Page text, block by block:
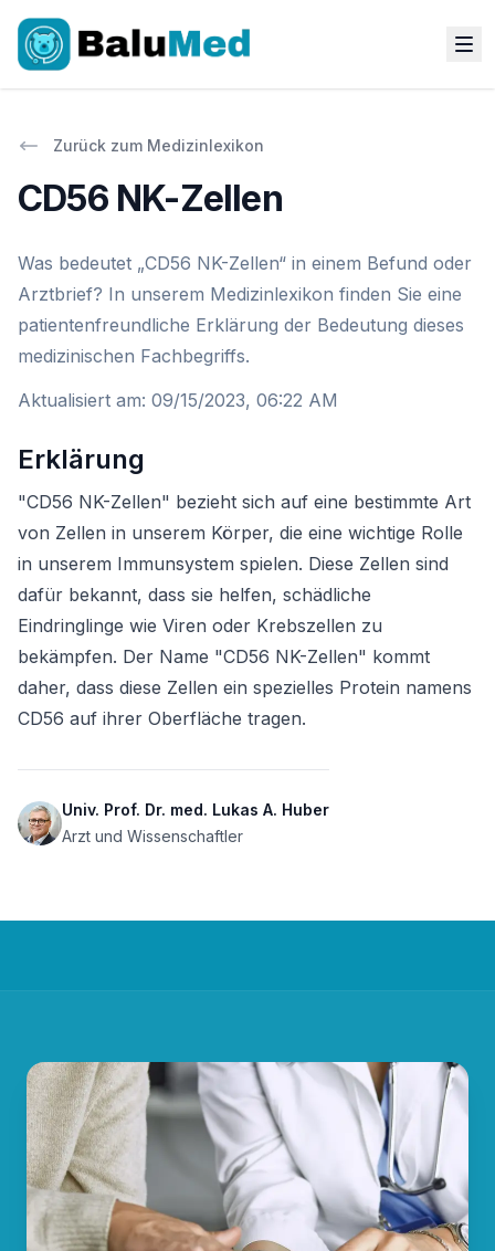
Zurück zum Medizinlexikon
CD56 NK-Zellen
Was bedeutet „CD56 NK-Zellen“ in einem Befund oder
Arztbrief? In unserem Medizinlexikon finden Sie eine
patientenfreundliche Erklärung der Bedeutung dieses
medizinischen Fachbegriffs.
Aktualisiert am: 09/15/2023, 06:22 AM
Erklärung
"CD56 NK-Zellen" bezieht sich auf eine bestimmte Art
von Zellen in unserem Körper, die eine wichtige Rolle
in unserem Immunsystem spielen. Diese Zellen sind
dafür bekannt, dass sie helfen, schädliche
Eindringlinge wie Viren oder Krebszellen zu
bekämpfen. Der Name "CD56 NK-Zellen" kommt
daher, dass diese Zellen ein spezielles Protein namens
CD56 auf ihrer Oberfläche tragen.
Univ. Prof. Dr. med. Lukas A. Huber
Arzt und Wissenschaftler